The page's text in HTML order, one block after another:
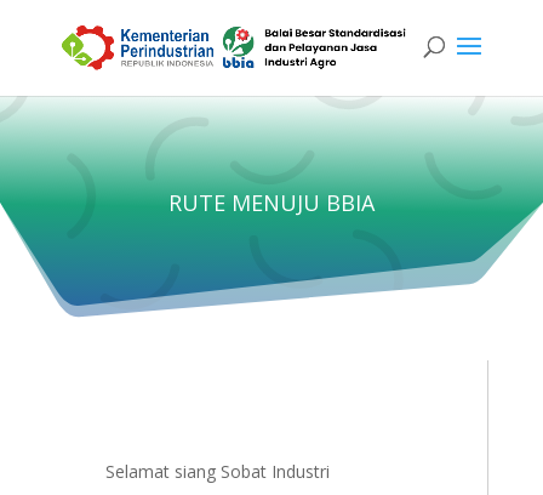
RUTE MENUJU BBIA
Selamat siang Sobat Industri